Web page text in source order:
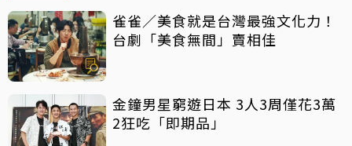
雀雀／美食就是台灣最強文化力！
台劇「美食無間」賣相佳
金鐘男星窮遊日本 3人3周僅花3萬
2狂吃「即期品」